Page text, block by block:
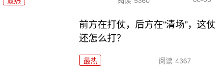
前方在打仗，后方在“清场”，这仗
还怎么打？
最热 阅读 4367